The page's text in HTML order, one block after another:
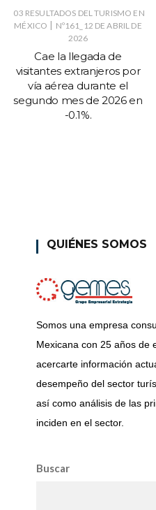
03 RESULTADOS DEL TURISMO EN
MÉXICO
Nº161_12 DE ABRIL DE
2026
Cae la llegada de
visitantes extranjeros por
vía aérea durante el
segundo mes de 2026 en
-0.1%.
QUIÉNES SOMOS
Somos una empresa
Mexicana con 25 años de
acercarte información
desempeño del sector
así como análisis de las
inciden en el sector.
Buscar